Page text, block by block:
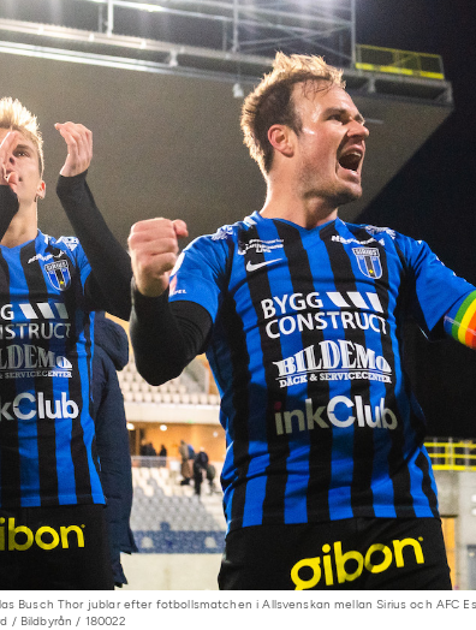
Busch Thor jublar efter fotbollsmatchen i Allsvenskan mellan Sirius och AFC
/ Bildbyrån / 180022